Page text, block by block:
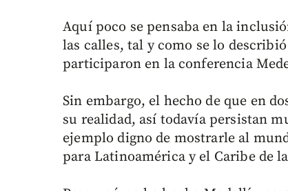
Aquí poco se pensaba en la
las calles, tal y como se lo
participaron en la conferencia
Sin embargo, el hecho de que en
su realidad, así todavía persistan
ejemplo digno de mostrarle al
para Latinoamérica y el Caribe de